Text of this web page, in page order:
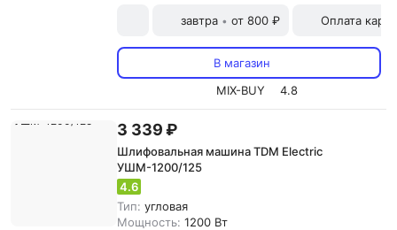
завтра • от 800 ₽ Оплата
В магазин
MIX-BUY
4.8
3 339 ₽
Шлифовальная машина TDM Electric
УШМ-1200/125
4.6
Тип: угловая
Мощность: 1200 Вт